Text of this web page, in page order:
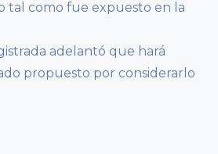
tal como fue expuesto en la
adelantó que hará
propuesto por considerarlo